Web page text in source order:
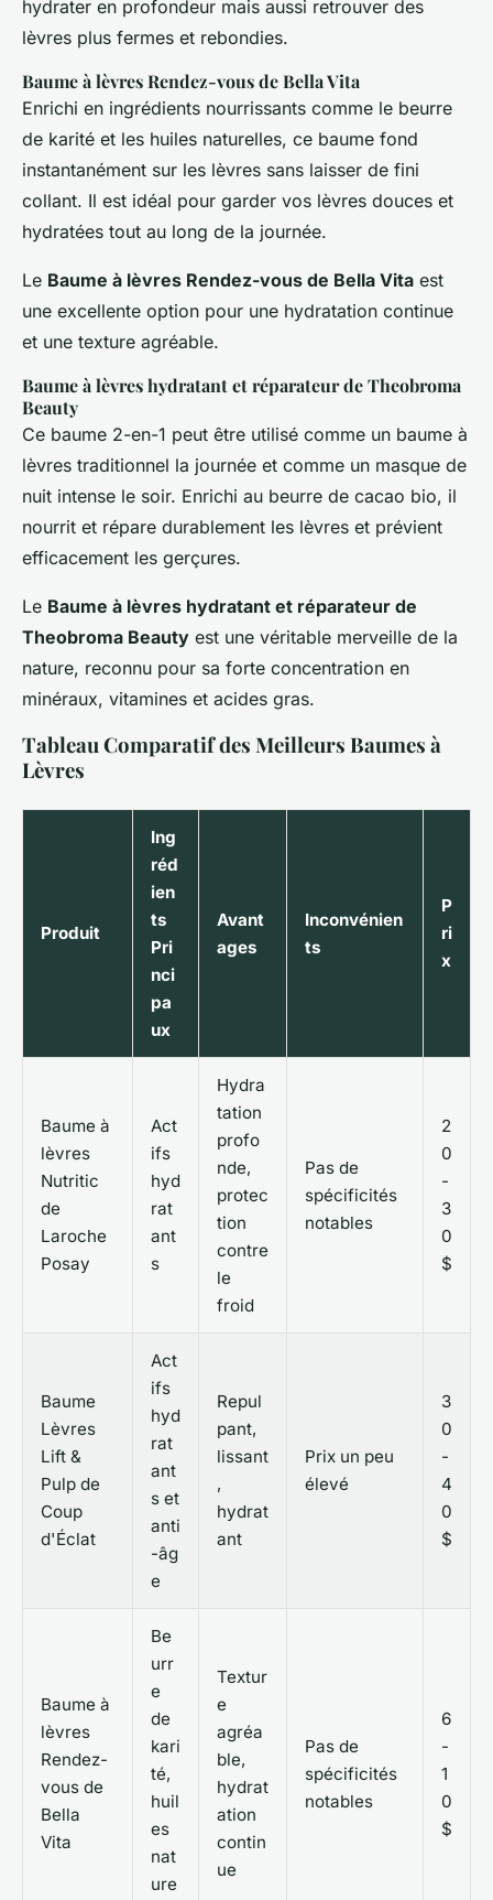
hydrater en profondeur mais aussi retrouver des
lèvres plus fermes et rebondies.
Baume à lèvres Rendez-vous de Bella Vita
Enrichi en ingrédients nourrissants comme le beurre
de karité et les huiles naturelles, ce baume fond
instantanément sur les lèvres sans laisser de fini
collant. Il est idéal pour garder vos lèvres douces et
hydratées tout au long de la journée.
Le Baume à lèvres Rendez-vous de Bella Vita est
une excellente option pour une hydratation continue
et une texture agréable.
Baume à lèvres hydratant et réparateur de Theobroma
Beauty
Ce baume 2-en-1 peut être utilisé comme un baume à
lèvres traditionnel la journée et comme un masque de
nuit intense le soir. Enrichi au beurre de cacao bio, il
nourrit et répare durablement les lèvres et prévient
efficacement les gerçures.
Le Baume à lèvres hydratant et réparateur de
Theobroma Beauty est une véritable merveille de la
nature, reconnu pour sa forte concentration en
minéraux, vitamines et acides gras.
Tableau Comparatif des Meilleurs Baumes à
Lèvres
Produit
Ing
réd
ien
ts
Pri
nci
pa
ux
Avant
ages
Inconvénien
ts
P
ri
x
Baume à
lèvres
Nutritic
de
Laroche
Posay
Act
ifs
hyd
rat
ant
s
Hydra
tation
profo
nde,
protec
tion
contre
le
froid
Pas de
spécificités
notables
2
0
-
3
0
$
Baume
Lèvres
Lift &
Pulp de
Coup
d'Éclat
Act
ifs
hyd
rat
ant
s et
anti
-âg
e
Repul
pant,
lissant
,
hydrat
ant
Prix un peu
élevé
3
0
-
4
0
$
Baume à
lèvres
Rendez-
vous de
Bella
Vita
Be
urr
e
de
kari
té,
huil
es
nat
ure
Textur
e
agréa
ble,
hydrat
ation
contin
ue
Pas de
spécificités
notables
6
-
1
0
$